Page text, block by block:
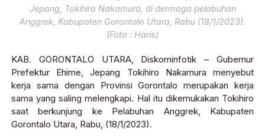
Jepang, Tokihiro Nakamura, di dermaga pelabuhan
Anggrek, Kabupaten Gorontalo Utara, Rabu (18/1/2023).
(Foto : Haris)
KAB. GORONTALO UTARA, Diskominfotik – Gubernur
Prefektur Ehime, Jepang Tokihiro Nakamura menyebut
kerja sama dengan Provinsi Gorontalo merupakan kerja
sama yang saling melengkapi. Hal itu dikemukakan Tokihiro
saat berkunjung ke Pelabuhan Anggrek, Kabupaten
Gorontalo Utara, Rabu, (18/1/2023).